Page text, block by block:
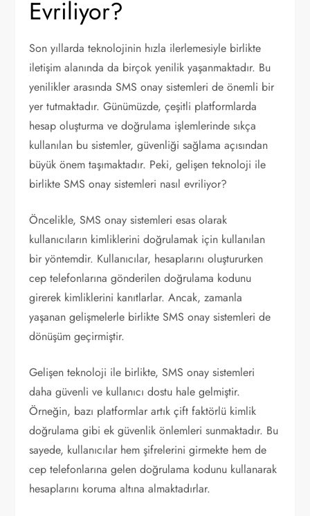
Evriliyor?
Son yıllarda teknolojinin hızla ilerlemesiyle birlikte
iletişim alanında da birçok yenilik yaşanmaktadır. Bu
yenilikler arasında SMS onay sistemleri de önemli bir
yer tutmaktadır. Günümüzde, çeşitli platformlarda
hesap oluşturma ve doğrulama işlemlerinde sıkça
kullanılan bu sistemler, güvenliği sağlama açısından
büyük önem taşımaktadır. Peki, gelişen teknoloji ile
birlikte SMS onay sistemleri nasıl evriliyor?
Öncelikle, SMS onay sistemleri esas olarak
kullanıcıların kimliklerini doğrulamak için kullanılan
bir yöntemdir. Kullanıcılar, hesaplarını oluştururken
cep telefonlarına gönderilen doğrulama kodunu
girerek kimliklerini kanıtlarlar. Ancak, zamanla
yaşanan gelişmelerle birlikte SMS onay sistemleri de
dönüşüm geçirmiştir.
Gelişen teknoloji ile birlikte, SMS onay sistemleri
daha güvenli ve kullanıcı dostu hale gelmiştir.
Örneğin, bazı platformlar artık çift faktörlü kimlik
doğrulama gibi ek güvenlik önlemleri sunmaktadır. Bu
sayede, kullanıcılar hem şifrelerini girmekte hem de
cep telefonlarına gelen doğrulama kodunu kullanarak
hesaplarını koruma altına almaktadırlar.